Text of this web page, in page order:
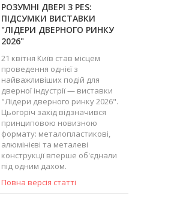
РОЗУМНІ ДВЕРІ З PES:
ПІДСУМКИ ВИСТАВКИ
"ЛІДЕРИ ДВЕРНОГО РИНКУ
2026"
21 квітня Київ став місцем
проведення однієї з
найважливіших подій для
дверної індустрії — виставки
"Лідери дверного ринку 2026".
Цьогоріч захід відзначився
принциповою новизною
формату: металопластикові,
алюмінієві та металеві
конструкції вперше об'єднали
під одним дахом.
Повна версія статті